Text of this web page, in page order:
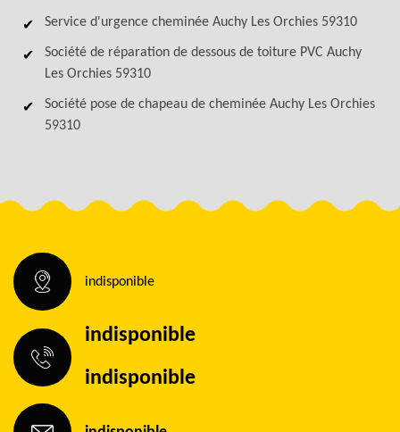
Service d'urgence cheminée Auchy Les Orchies 59310
Société de réparation de dessous de toiture PVC Auchy
Les Orchies 59310
Société pose de chapeau de cheminée Auchy Les Orchies
59310
indisponible
indisponible
indisponible